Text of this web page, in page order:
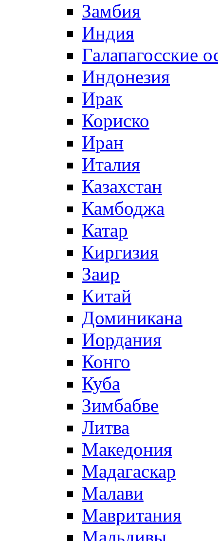
Замбия
Индия
Галапагосские
Индонезия
Ирак
Кориско
Иран
Италия
Казахстан
Камбоджа
Катар
Киргизия
Заир
Китай
Доминикана
Иордания
Конго
Куба
Зимбабве
Литва
Македония
Мадагаскар
Малави
Мавритания